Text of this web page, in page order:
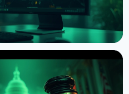
24-годинну затримку
за кордон